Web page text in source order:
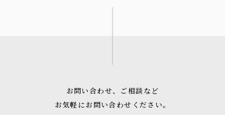
お問い合わせ、ご相談など
お気軽にお問い合わせください。